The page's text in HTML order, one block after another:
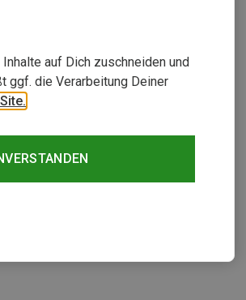
auf Dich zuschneiden und
ggf. die Verarbeitung Deiner